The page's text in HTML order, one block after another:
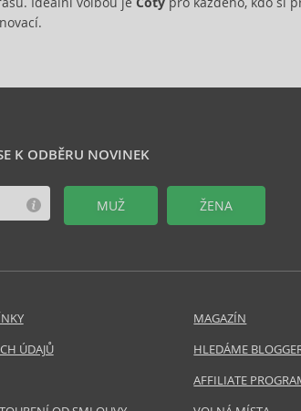
K ODBĚRU NOVINEK
MUŽ ŽENA
ÚDAJŮ
MAGAZÍN
HLEDÁME
AFFILIATE